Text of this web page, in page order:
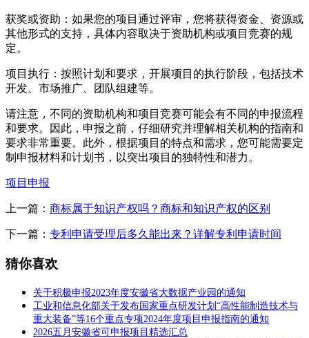
获奖或资助：如果您的项目通过评审，您将获得资金、资源或
其他形式的支持，具体内容取决于资助机构或项目竞赛的规
定。
项目执行：按照计划和要求，开展项目的执行阶段，包括技术
开发、市场推广、团队组建等。
请注意，不同的资助机构和项目竞赛可能会有不同的申报流程
和要求。因此，申报之前，仔细研究并理解相关机构的指南和
要求非常重要。此外，根据项目的特点和需求，您可能需要定
制申报材料和计划书，以突出项目的独特性和潜力。
项目申报
上一篇： 商标属于知识产权吗？商标和知识产权的区别
下一篇： 专利申请受理后多久能出来？详解专利申请时间
猜你喜欢
关于积极申报2023年度安徽省大数据产业园的通知
工业和信息化部关于发布国家重点研发计划“高性能制造技术与
重大装备”等16个重点专项2024年度项目申报指南的通知
2026五月安徽省可申报项目精选汇总